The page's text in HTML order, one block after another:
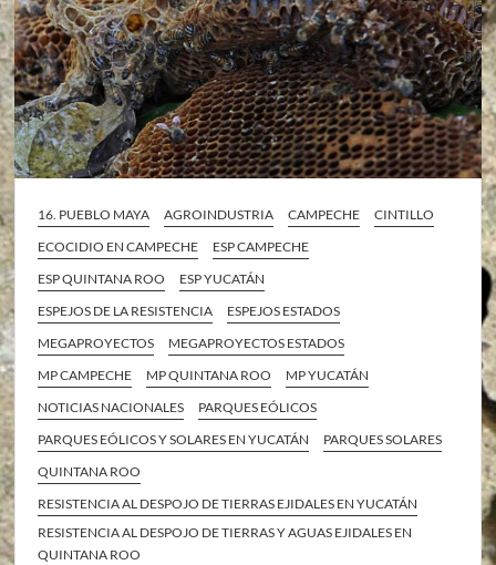
16. PUEBLO MAYA AGROINDUSTRIA CAMPECHE
CINTILLO
ECOCIDIO EN CAMPECHE
ESP CAMPECHE
ESP QUINTANA ROO
ESP YUCATÁN
ESPEJOS DE LA RESISTENCIA
ESPEJOS ESTADOS
MEGAPROYECTOS
MEGAPROYECTOS ESTADOS
MP CAMPECHE
MP QUINTANA ROO
MP YUCATÁN
NOTICIAS NACIONALES
PARQUES EÓLICOS
PARQUES EÓLICOS Y SOLARES EN YUCATÁN
PARQUES SOLARES
QUINTANA ROO
RESISTENCIA AL DESPOJO DE TIERRAS EJIDALES EN YUCATÁN
RESISTENCIA AL DESPOJO DE TIERRAS Y AGUAS EJIDALES EN
QUINTANA ROO